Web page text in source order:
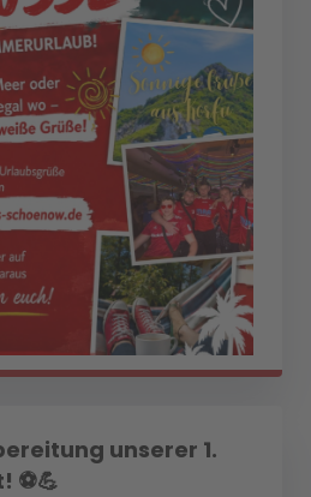
unserer 1.
⚽💪